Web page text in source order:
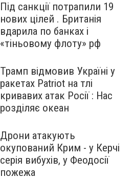
Під санкції потрапили 19
нових цілей . Британія
вдарила по банках і
«тіньовому флоту» рф
Трамп відмовив Україні у
ракетах Patriot на тлі
кривавих атак Росії : Нас
розділяє океан
Дрони атакують
окупований Крим - у Керчі
серія вибухів, у Феодосії
пожежа